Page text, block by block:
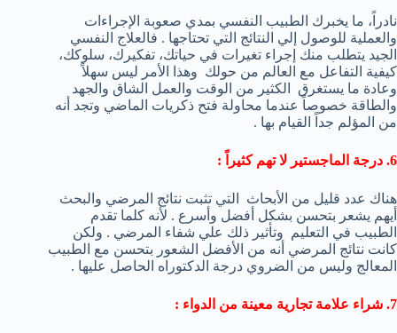
نادراً، ما يخبرك الطبيب النفسي بمدي صعوبة الإجراءات
والعملية للوصول إلي النتائج التي تحتاجها . فالعلاج النفسي
الجيد يتطلب منك إجراء تغيرات في حياتك، تفكيرك، سلوكك،
كيفية التفاعل مع العالم من حولك وهذا الأمر ليس سهلاً
وعادة ما يستغرق الكثير من الوقت والعمل الشاق والجهد
والطاقة خصوصاً عندما محاولة فتح ذكريات الماضي وتجد أنه
من المؤلم جداً القيام بها .
6. درجة الماجستير لا تهم كثيراً :
هناك عدد قليل من الأبحاث التي تثبت نتائج المرضي والبحث
أيهم يشعر بتحسن بشكل أفضل وأسرع . لأنه كلما تقدم
الطبيب في التعليم وتأثير ذلك علي شفاء المرضي . ولكن
كانت نتائج المرضي أنه من الأفضل الشعور بتحسن مع الطبيب
المعالج وليس من الضروي درجة الدكتوراه الحاصل عليها .
7. شراء علامة تجارية معينة من الدواء :